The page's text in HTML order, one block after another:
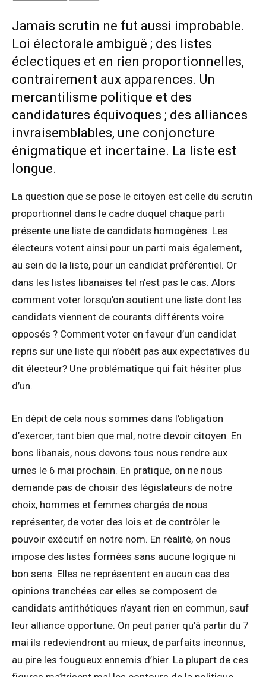
Jamais scrutin ne fut aussi improbable.
Loi électorale ambiguë ; des listes
éclectiques et en rien proportionnelles,
contrairement aux apparences. Un
mercantilisme politique et des
candidatures équivoques ; des alliances
invraisemblables, une conjoncture
énigmatique et incertaine. La liste est
longue.
La question que se pose le citoyen est celle du scrutin
proportionnel dans le cadre duquel chaque parti
présente une liste de candidats homogènes. Les
électeurs votent ainsi pour un parti mais également,
au sein de la liste, pour un candidat préférentiel. Or
dans les listes libanaises tel n’est pas le cas. Alors
comment voter lorsqu’on soutient une liste dont les
candidats viennent de courants différents voire
opposés ? Comment voter en faveur d’un candidat
repris sur une liste qui n’obéit pas aux expectatives du
dit électeur? Une problématique qui fait hésiter plus
d’un.
En dépit de cela nous sommes dans l’obligation
d’exercer, tant bien que mal, notre devoir citoyen. En
bons libanais, nous devons tous nous rendre aux
urnes le 6 mai prochain. En pratique, on ne nous
demande pas de choisir des législateurs de notre
choix, hommes et femmes chargés de nous
représenter, de voter des lois et de contrôler le
pouvoir exécutif en notre nom. En réalité, on nous
impose des listes formées sans aucune logique ni
bon sens. Elles ne représentent en aucun cas des
opinions tranchées car elles se composent de
candidats antithétiques n’ayant rien en commun, sauf
leur alliance opportune. On peut parier qu’à partir du 7
mai ils redeviendront au mieux, de parfaits inconnus,
au pire les fougueux ennemis d’hier. La plupart de ces